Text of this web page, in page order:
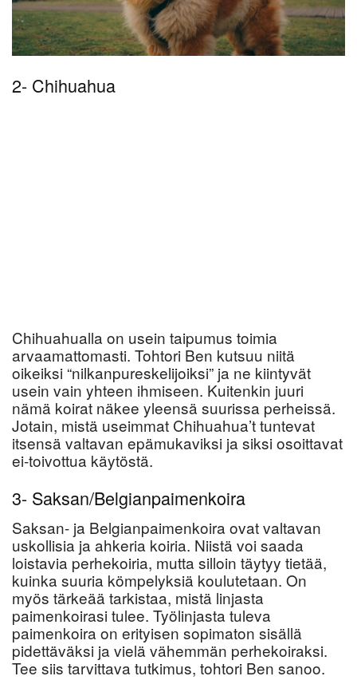
2- Chihuahua
Chihuahualla on usein taipumus toimia
arvaamattomasti. Tohtori Ben kutsuu niitä
oikeiksi “nilkanpureskelijoiksi” ja ne kiintyvät
usein vain yhteen ihmiseen. Kuitenkin juuri
nämä koirat näkee yleensä suurissa perheissä.
Jotain, mistä useimmat Chihuahua’t tuntevat
itsensä valtavan epämukaviksi ja siksi osoittavat
ei-toivottua käytöstä.
3- Saksan/Belgianpaimenkoira
Saksan- ja Belgianpaimenkoira ovat valtavan
uskollisia ja ahkeria koiria. Niistä voi saada
loistavia perhekoiria, mutta silloin täytyy tietää,
kuinka suuria kömpelyksiä koulutetaan. On
myös tärkeää tarkistaa, mistä linjasta
paimenkoirasi tulee. Työlinjasta tuleva
paimenkoira on erityisen sopimaton sisällä
pidettäväksi ja vielä vähemmän perhekoiraksi.
Tee siis tarvittava tutkimus, tohtori Ben sanoo.